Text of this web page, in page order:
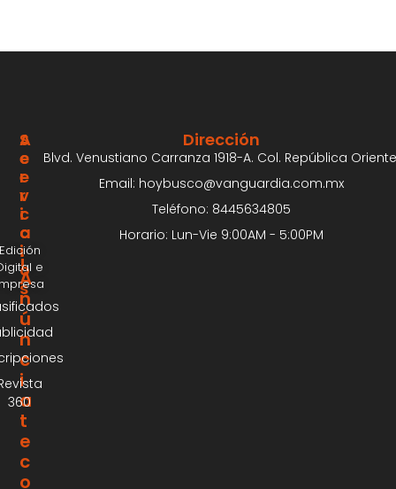
¡
A
n
ú
n
c
i
a
t
e
c
o
S
E
R
V
I
C
I
O
S
360
A
C
E
R
C
A
e
Dirección
Blvd. Venustiano Carranza 1918-A. Col. República
Email: hoybusco@vanguardia.com.mx
Teléfono: 8445634805
Horario: Lun-Vie 9:00AM - 5:00PM